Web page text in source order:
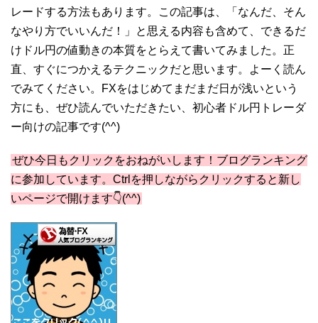
レードする方法もあります。この記事は、「なんだ、そん
なやり方でいいんだ！」と思える内容も含めて、できるだ
けドル円の値動きの本質をとらえて書いてみました。正
直、すぐにつかえるテクニックだと思います。よーく読ん
でみてください。FXをはじめてまだまだ日が浅いという
方にも、ぜひ読んでいただきたい、初心者ドル円トレーダ
ー向けの記事です(^^)
ぜひ今日もクリックをおねがいします！ブログランキング
に参加しています。Ctrlを押しながらクリックすると新し
いページで開けます👇(^^)